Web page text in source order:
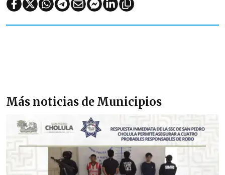
Más noticias de Municipios